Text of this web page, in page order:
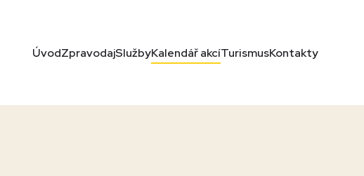
ÚvodZpravodajSlužbyKalendář akcíTurismusKontakty